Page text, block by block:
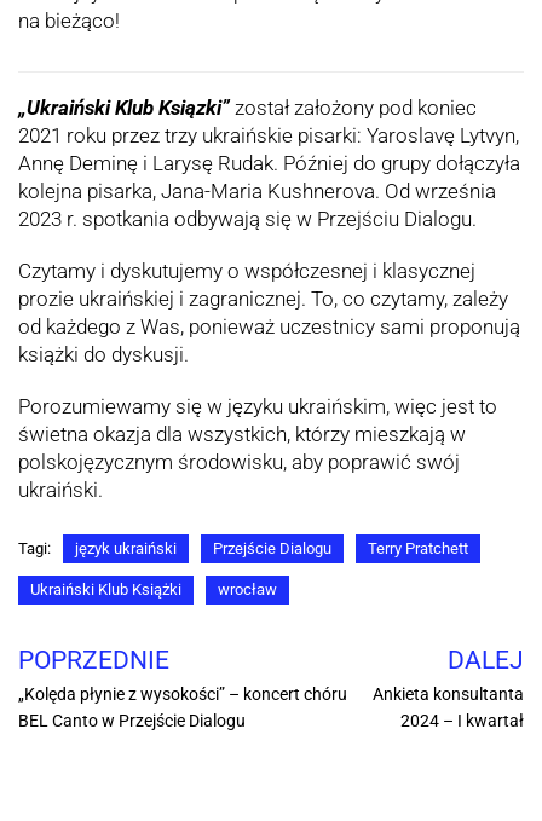
na bieżąco!
„Ukraiński Klub Ksiązki” został założony pod koniec
2021 roku przez trzy ukraińskie pisarki: Yaroslavę Lytvyn,
Annę Deminę i Larysę Rudak. Później do grupy dołączyła
kolejna pisarka, Jana-Maria Kushnerova. Od września
2023 r. spotkania odbywają się w Przejściu Dialogu.
Czytamy i dyskutujemy o współczesnej i klasycznej
prozie ukraińskiej i zagranicznej. To, co czytamy, zależy
od każdego z Was, ponieważ uczestnicy sami proponują
książki do dyskusji.
Porozumiewamy się w języku ukraińskim, więc jest to
świetna okazja dla wszystkich, którzy mieszkają w
polskojęzycznym środowisku, aby poprawić swój
ukraiński.
Tagi: język ukraiński Przejście Dialogu Terry Pratchett
Ukraiński Klub Książki wrocław
POPRZEDNIE
„Kolęda płynie z wysokości” – koncert chóru
BEL Canto w Przejście Dialogu
DALEJ
Ankieta konsultanta
2024 – I kwartał